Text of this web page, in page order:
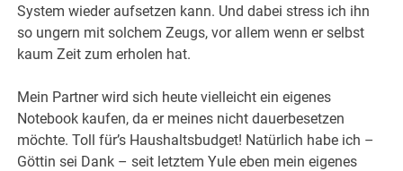
System wieder aufsetzen kann. Und dabei stress ich ihn
so ungern mit solchem Zeugs, vor allem wenn er selbst
kaum Zeit zum erholen hat.
Mein Partner wird sich heute vielleicht ein eigenes
Notebook kaufen, da er meines nicht dauerbesetzen
möchte. Toll für’s Haushaltsbudget! Natürlich habe ich –
Göttin sei Dank – seit letztem Yule eben mein eigenes